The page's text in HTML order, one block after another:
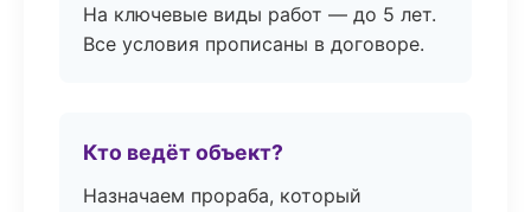
На ключевые виды работ — до 5 лет.
Все условия прописаны в договоре.
Кто ведёт объект?
Назначаем прораба, который